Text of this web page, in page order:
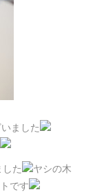
ました
た
ヤシの木
です